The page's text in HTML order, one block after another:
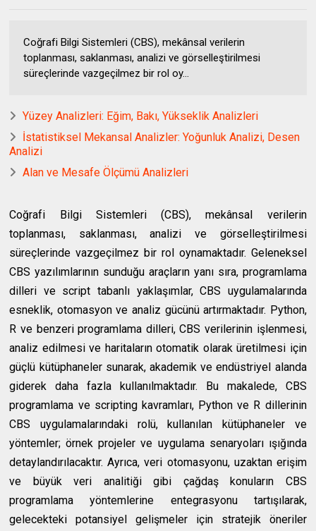
Coğrafi Bilgi Sistemleri (CBS), mekânsal verilerin
toplanması, saklanması, analizi ve görselleştirilmesi
süreçlerinde vazgeçilmez bir rol oy...
Yüzey Analizleri: Eğim, Bakı, Yükseklik Analizleri
İstatistiksel Mekansal Analizler: Yoğunluk Analizi, Desen
Analizi
Alan ve Mesafe Ölçümü Analizleri
Coğrafi Bilgi Sistemleri (CBS), mekânsal verilerin
toplanması, saklanması, analizi ve görselleştirilmesi
süreçlerinde vazgeçilmez bir rol oynamaktadır. Geleneksel
CBS yazılımlarının sunduğu araçların yanı sıra, programlama
dilleri ve script tabanlı yaklaşımlar, CBS uygulamalarında
esneklik, otomasyon ve analiz gücünü artırmaktadır. Python,
R ve benzeri programlama dilleri, CBS verilerinin işlenmesi,
analiz edilmesi ve haritaların otomatik olarak üretilmesi için
güçlü kütüphaneler sunarak, akademik ve endüstriyel alanda
giderek daha fazla kullanılmaktadır. Bu makalede, CBS
programlama ve scripting kavramları, Python ve R dillerinin
CBS uygulamalarındaki rolü, kullanılan kütüphaneler ve
yöntemler; örnek projeler ve uygulama senaryoları ışığında
detaylandırılacaktır. Ayrıca, veri otomasyonu, uzaktan erişim
ve büyük veri analitiği gibi çağdaş konuların CBS
programlama yöntemlerine entegrasyonu tartışılarak,
gelecekteki potansiyel gelişmeler için stratejik öneriler